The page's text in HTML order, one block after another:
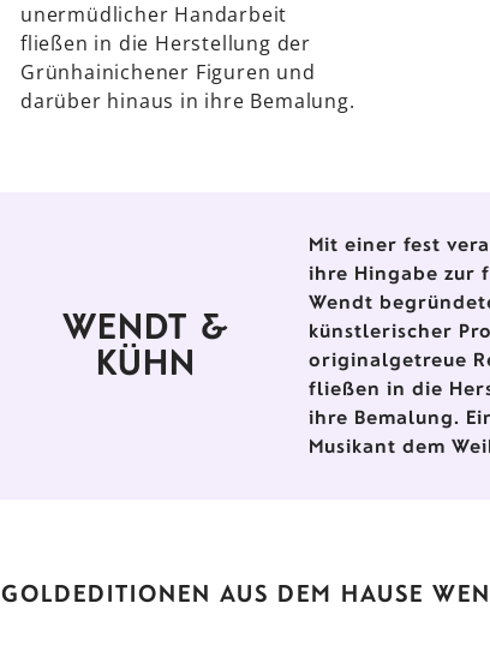
unermüdlicher Handarbeit
fließen in die Herstellung der
Grünhainichener Figuren und
darüber hinaus in ihre Bemalung.
WENDT &
KÜHN
Mit einer fest
ihre Hingabe zur
Wendt
künstlerischer
originalgetreue
fließen in die
ihre Bemalung.
Musikant dem
GOLDEDITIONEN AUS DEM HAUSE